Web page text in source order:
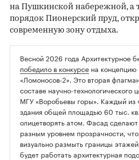
на Пушкинской набережной, а
порядок Пионерский пруд,
современную зону отдыха.
Весной 2026 года Архитектурное
победило в конкурсе на концепцию
«Ломоносов-2». Это вторая
составе научно-технологического
МГУ «Воробьевы горы». Каждый из
здания общей площадью 60 тыс.
олицетворять атом. Фасад
разным уровнем прозрачности,
визуально размыть границы
будет работать архитектурная